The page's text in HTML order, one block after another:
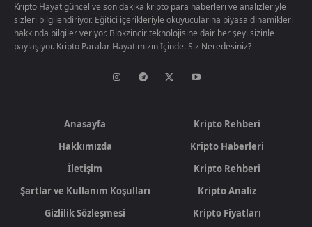
Kripto Hayat güncel ve son dakika kripto para haberleri ve analizleriyle
sizleri bilgilendiriyor. Eğitici içerikleriyle okuyucularina piyasa dinamikleri
hakkında bilgiler veriyor. Blokzincir teknolojisine dair her şeyi sizinle
paylaşıyor. Kripto Paralar Hayatımızın İçinde. Siz Neredesiniz?
Anasayfa
Hakkımızda
İletişim
Şartlar ve Kullanım Koşulları
Gizlilik Sözleşmesi
Kripto Rehberi
Kripto Haberleri
Kripto Rehberi
Kripto Analiz
Kripto Fiyatları